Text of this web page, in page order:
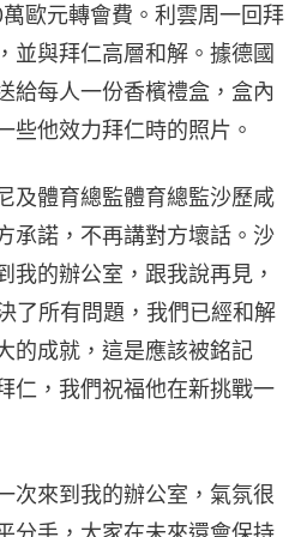
歐元轉會費。利雲周一回拜
並與拜仁高層和解。據德國
給每人一份香檳禮盒，盒內
些他效力拜仁時的照片。
及體育總監體育總監沙歷咸
承諾，不再講對方壞話。沙
我的辦公室，跟我說再見，
了所有問題，我們已經和解
的成就，這是應該被銘記
仁，我們祝福他在新挑戰一
次來到我的辦公室，氣氛很